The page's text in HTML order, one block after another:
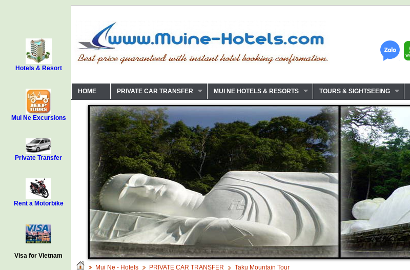
Hotels & Resort
Mui Ne Excursions
Private Transfer
Rent a Motorbike
Visa for Vietnam
HOME PRIVATE CAR TRANSFER MUI NE HOTELS & RESORTS TOURS & SIGHTSEEING
Mui Ne - Hotels PRIVATE CAR TRANSFER Taku Mountain Tour